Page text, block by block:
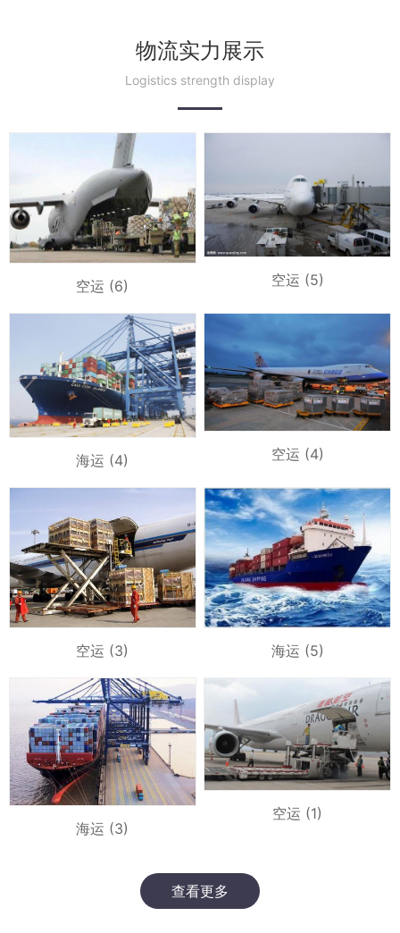
物流实力展示
Logistics strength display
空运 (6) 空运 (5)
海运 (4) 空运 (4)
空运 (3) 海运 (5)
海运 (3)
空运 (1)
查看更多